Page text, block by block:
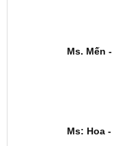
Ms. Mến
Ms: Hoa -